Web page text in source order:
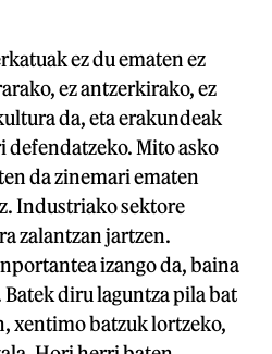
ez du ematen ez
ez antzerkirako, ez
da, eta erakundeak
Mito asko
da zinemari ematen
Industriako sektore
zalantzan jartzen.
izango da, baina
diru laguntza pila bat
xentimo batzuk lortzeko,